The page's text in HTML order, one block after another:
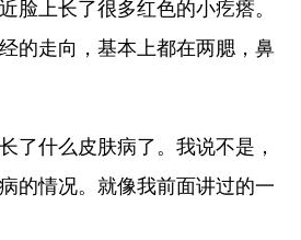
脸上长了很多红色的小疙瘩。
的走向，基本上都在两腮，鼻
了什么皮肤病了。我说不是，
的情况。就像我前面讲过的一